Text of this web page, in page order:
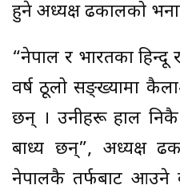
हुने अध्यक्ष ढकालको
“नेपाल र भारतका हिन्दू
वर्ष ठूलो सङ्ख्यामा
छन् । उनीहरू हाल निकै
बाध्य छन्”, अध्यक्ष
नेपालकै तर्फबाट आउने